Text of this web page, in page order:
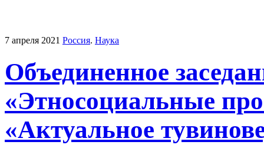
7 апреля 2021 Россия. Наука
Объединенное
«Этносоциальные
«Актуальное